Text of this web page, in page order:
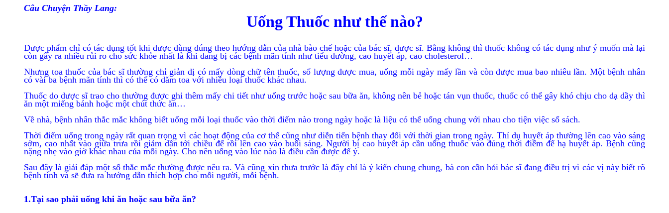
Câu Chuyện Thầy Lang:
Uống Thuốc như thế nào?
Dược phẩm chỉ có tác dụng tốt khi được dùng đúng theo hướng dẫn của nhà bào chế hoặc của bác sĩ, dược sĩ. Bằng không thì thuốc không có tác dụng như ý muốn mà lại
còn gây ra nhiều rủi ro cho sức khỏe nhất là khi đang bị các bệnh mãn tính như tiểu đường, cao huyết áp, cao cholesterol…
Nhưng toa thuốc của bác sĩ thường chỉ giản dị có mấy dòng chữ tên thuốc, số lượng được mua, uống mỗi ngày mấy lần và còn được mua bao nhiêu lần. Một bệnh nhân
có vài ba bệnh mãn tính thì có thể có dăm toa với nhiều loại thuốc khác nhau.
Thuốc do dược sĩ trao cho thường được ghi thêm mấy chi tiết như uống trước hoặc sau bữa ăn, không nên bẻ hoặc tán vụn thuốc, thuốc có thể gây khó chịu cho dạ dầy thì
ăn một miếng bánh hoặc một chút thức ăn…
Về nhà, bệnh nhân thắc mắc không biết uống mỗi loại thuốc vào thời điểm nào trong ngày hoặc là liệu có thể uống chung với nhau cho tiện việc sổ sách.
Thời điểm uống trong ngày rất quan trọng vì các hoạt động của cơ thể cũng như diễn tiến bệnh thay đổi với thời gian trong ngày. Thí dụ huyết áp thường lên cao vào sáng
sớm, cao nhất vào giữa trưa rồi giảm dần tới chiều để rồi lên cao vào buổi sáng. Người bị cao huyết áp cần uống thuốc vào đúng thời điểm để hạ huyết áp. Bệnh cũng
nặng nhẹ vào giờ khác nhau của mỗi ngày. Cho nên uống vào lúc nào là điều cần được để ý.
Sau đây là giải đáp một số thắc mắc thường được nêu ra. Và cũng xin thưa trước là đây chỉ là ý kiến chung chung, bà con cần hỏi bác sĩ đang điều trị vì các vị này biết rõ
bệnh tình và sẽ đưa ra hướng dẫn thích hợp cho mỗi người, mỗi bệnh.
1.Tại sao phải uống khi ăn hoặc sau bữa ăn?